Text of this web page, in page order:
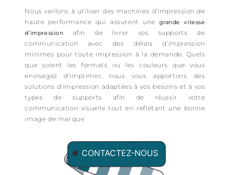
Nous veillons à utiliser des machines d’impression de
haute performance qui assurent unegrande vitesse
d’impression
afin de livrer vos supports de
communication avec des délais d’impression
minimes pour toute impression à la demande. Quels
que soient les formats ou les couleurs que vous
envisagez d'imprimer, nous vous apportons des
solutions d’impression adaptées à vos besoins et à vos
types de supports afin de réussir votre
communication visuelle tout en reflétant une bonne
image de marque.
CONTACTEZ-NOUS